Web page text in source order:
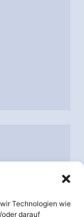
Technologien wie
darauf